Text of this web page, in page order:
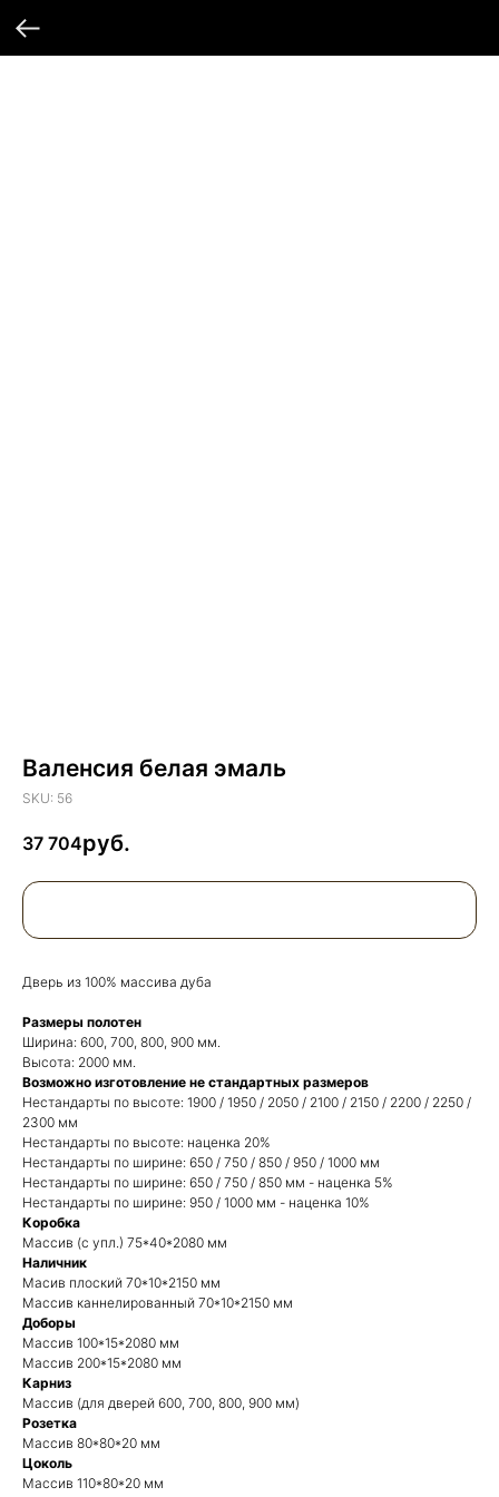
Валенсия белая эмаль
SKU: 56
37 704
Дверь из 100% массива дуба
Размеры полотен
Ширина: 600, 700, 800, 900 мм.
Высота: 2000 мм.
Возможно изготовление не стандартных размеров
Нестандарты по высоте: 1900 / 1950 / 2050 / 2100 / 2150 / 2200 / 2250 /
2300 мм
Нестандарты по высоте: наценка 20%
Нестандарты по ширине: 650 / 750 / 850 / 950 / 1000 мм
Нестандарты по ширине: 650 / 750 / 850 мм - наценка 5%
Нестандарты по ширине: 950 / 1000 мм - наценка 10%
Коробка
Массив (с упл.) 75*40*2080 мм
Наличник
Масив плоский 70*10*2150 мм
Массив каннелированный 70*10*2150 мм
Доборы
Массив 100*15*2080 мм
Массив 200*15*2080 мм
Карниз
Массив (для дверей 600, 700, 800, 900 мм)
Розетка
Массив 80*80*20 мм
Цоколь
Массив 110*80*20 мм